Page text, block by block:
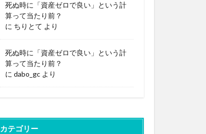
死ぬ時に「資産ゼロで良い」という計
算って当たり前？
に ちりとて より
死ぬ時に「資産ゼロで良い」という計
算って当たり前？
に dabo_gc より
カテゴリー